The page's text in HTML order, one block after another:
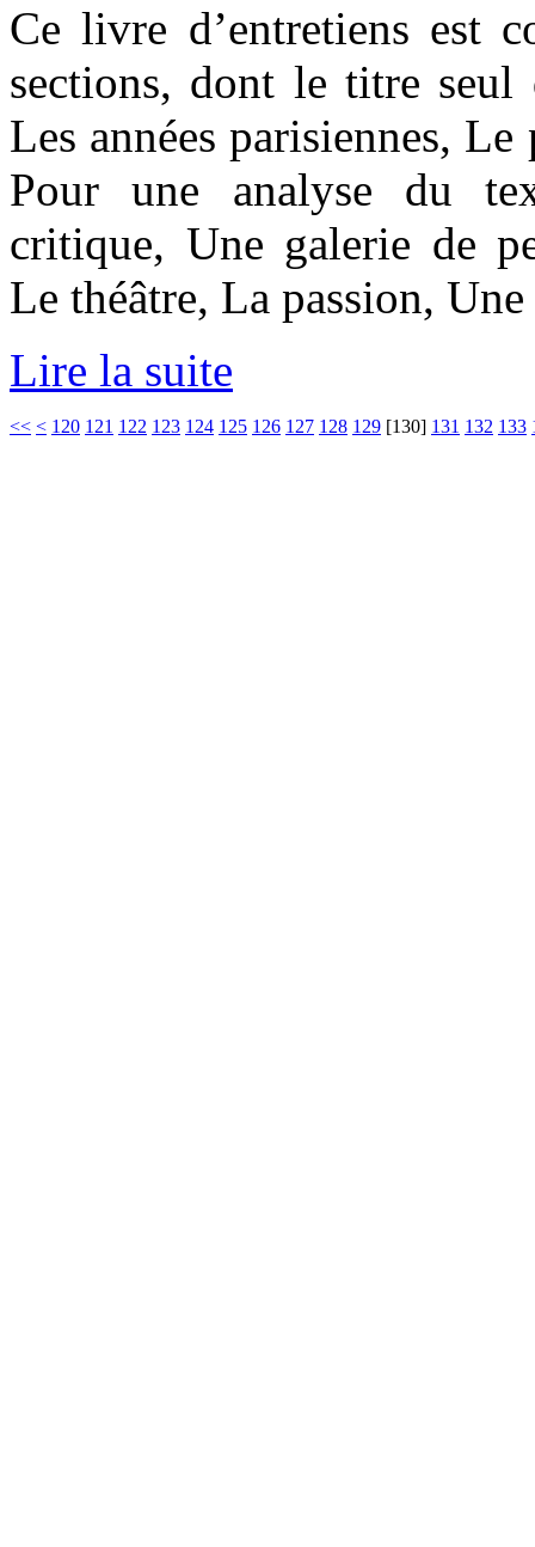
Ce livre d’entretiens est
sections, dont le titre
Les années parisiennes,
Pour une analyse du
critique, Une galerie de
Le théâtre, La passion,
Lire la suite
<< < 120 121 122 123 124 125 126 127 128 129 [130] 131 132 133